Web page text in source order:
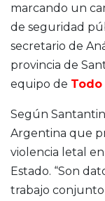
marcando un
de seguridad
secretario de
provincia de
equipo de Todo
Según
Argentina que
violencia letal
Estado. “Son
trabajo